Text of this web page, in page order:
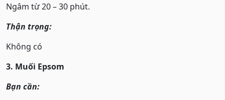
Ngâm từ 20 – 30 phút.
Thận trọng:
Không có
3. Muối Epsom
Bạn cần: